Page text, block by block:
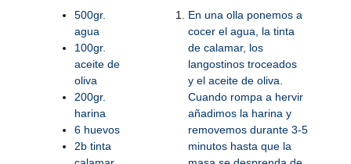
500gr.
agua
100gr.
aceite de
oliva
200gr.
harina
6 huevos
2b tinta
En una olla ponemos a
cocer el agua, la tinta
de calamar, los
langostinos troceados
y el aceite de oliva.
Cuando rompa a hervir
añadimos la harina y
removemos durante 3-5
minutos hasta que la